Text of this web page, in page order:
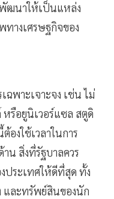
ฒนาให้เป็นแหล่ง
างเศรษฐกิจของ
ฉพาะเจาะจง เช่น ไม่
รือยูนิเวอร์แซล สตูดิ
องใช้เวลาในการ
น สิ่งที่รัฐบาลควร
ประเทศให้ดีที่สุด ทั้ง
และทรัพย์สินของนัก